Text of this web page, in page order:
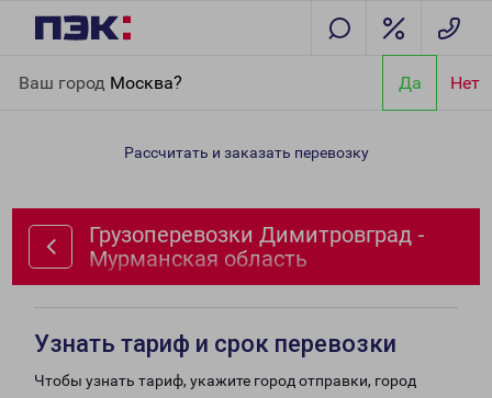
Ваш город Москва? Да Нет
Мурманская область
Рассчитать и заказать перевозку
Грузоперевозки Димитровград -
Мурманская область
Узнать тариф и срок перевозки
Чтобы узнать тариф, укажите город отправки, город